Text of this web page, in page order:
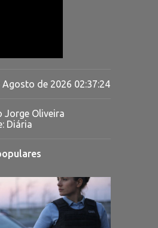
Agosto de 2026 02:37:25
Jorge Oliveira
Diária